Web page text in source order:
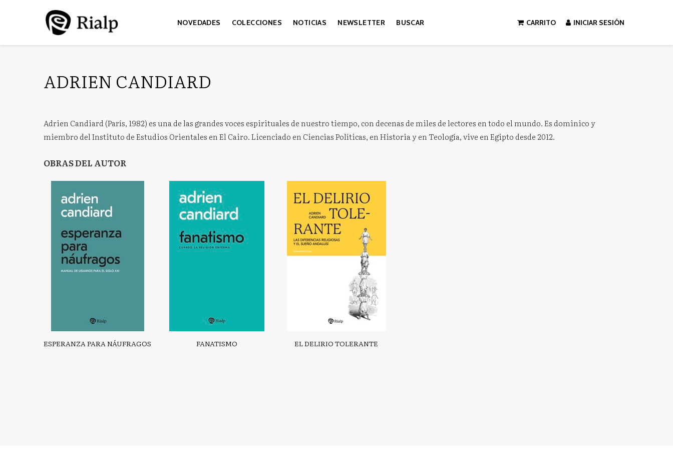
NOVEDADES COLECCIONES NOTICIAS NEWSLETTER BUSCAR CARRITO INICIAR SESIÓN
ADRIEN CANDIARD
Adrien Candiard (París, 1982) es una de las grandes voces espirituales de nuestro tiempo, con decenas de miles de lectores en todo el mundo. Es dominico y
miembro del Instituto de Estudios Orientales en El Cairo. Licenciado en Ciencias Políticas, en Historia y en Teología, vive en Egipto desde 2012.
OBRAS DEL AUTOR
ESPERANZA PARA NÁUFRAGOS FANATISMO EL DELIRIO TOLERANTE